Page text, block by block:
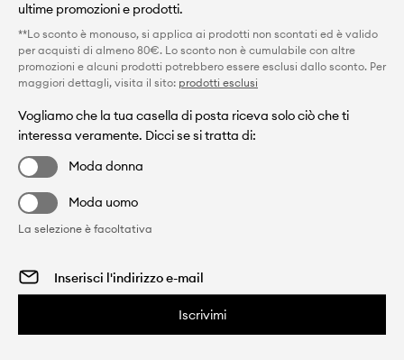
ultime promozioni e prodotti.
**Lo sconto è monouso, si applica ai prodotti non scontati ed è valido
per acquisti di almeno 80€. Lo sconto non è cumulabile con altre
promozioni e alcuni prodotti potrebbero essere esclusi dallo sconto. Per
maggiori dettagli, visita il sito: prodotti esclusi
Vogliamo che la tua casella di posta riceva solo ciò che ti
interessa veramente. Dicci se si tratta di:
Moda donna
Moda uomo
La selezione è facoltativa
Iscrivimi